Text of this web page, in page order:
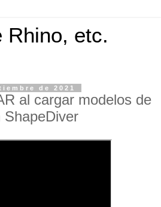
Rhino, etc.
de 2021
al cargar modelos de
ShapeDiver